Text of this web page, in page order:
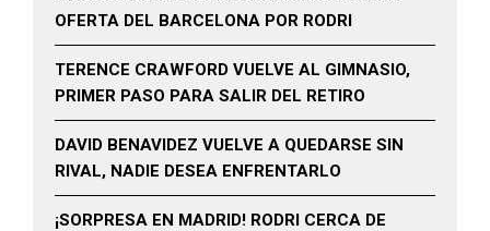
OFERTA DEL BARCELONA POR RODRI
TERENCE CRAWFORD VUELVE AL GIMNASIO,
PRIMER PASO PARA SALIR DEL RETIRO
DAVID BENAVIDEZ VUELVE A QUEDARSE SIN
RIVAL, NADIE DESEA ENFRENTARLO
¡SORPRESA EN MADRID! RODRI CERCA DE